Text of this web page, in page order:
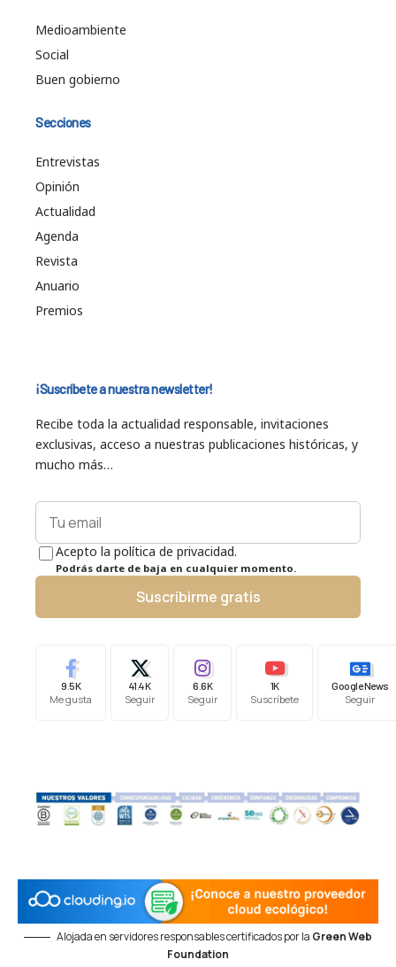
Medioambiente
Social
Buen gobierno
Secciones
Entrevistas
Opinión
Actualidad
Agenda
Revista
Anuario
Premios
¡Suscríbete a nuestra newsletter!
Recibe toda la actualidad responsable, invitaciones
exclusivas, acceso a nuestras publicaciones históricas, y
mucho más…
Acepto la política de privacidad.
Podrás darte de baja en cualquier momento.
Suscribirme gratis
9.5K
Me gusta
41.4K
Seguir
6.6K
Seguir
1K
Suscríbete
Google News
Seguir
Alojada en servidores responsables certificados por la Green Web
Foundation